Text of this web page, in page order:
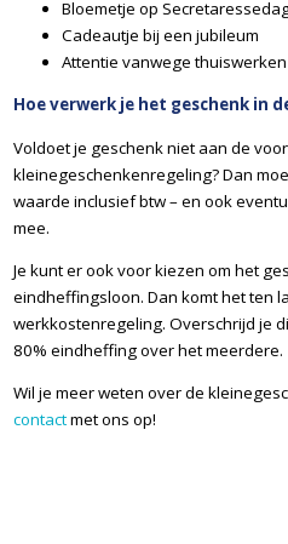
Bloemetje op
Cadeautje bij een jubileum
Attentie vanwege thuiswerken
Hoe verwerk je het geschenk in
Voldoet je geschenk niet aan de
kleinegeschenkenregeling? Dan
waarde inclusief btw – en ook
mee.
Je kunt er ook voor kiezen om het
eindheffingsloon. Dan komt het ten
werkkostenregeling. Overschrijd je
80% eindheffing over het meerdere.
Wil je meer weten over de
contactmet ons op!